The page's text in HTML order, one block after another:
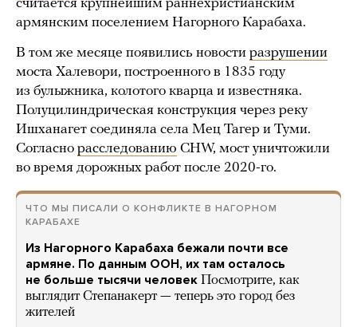
считается крупнейшим раннехристианским
армянским поселением Нагорного Карабаха.
В том же месяце появились новости разрушении
моста Халевори, построенного в 1835 году
из булыжника, колотого кварца и известняка.
Полуцилиндрическая конструкция через реку
Ишханагет соединяла села Мец Тагер и Туми.
Согласно расследованию CHW, мост уничтожили
во время дорожных работ после 2020-го.
ЧТО МЫ ПИСАЛИ О КОНФЛИКТЕ В НАГОРНОМ
КАРАБАХЕ
Из Нагорного Карабаха бежали почти все
армяне. По данным ООН, их там осталось
не больше тысячи человек Посмотрите, как
выглядит Степанакерт — теперь это город без
жителей